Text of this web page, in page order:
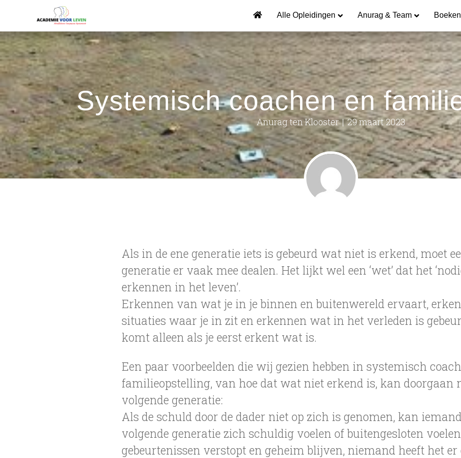
Alle Opleidingen Anurag & Team
Systemisch coachen en
Anurag ten Klooster|29 maart 2023
Als in de ene generatie iets is gebeurd wat niet is erkend, moet
generatie er vaak mee dealen. Het lijkt wel een ‘wet’ dat het
erkennen in het leven’.
Erkennen van wat je in je binnen en buitenwereld ervaart,
situaties waar je in zit en erkennen wat in het verleden is
komt alleen als je eerst erkent wat is.
Een paar voorbeelden die wij gezien hebben in systemisch
familieopstelling, van hoe dat wat niet erkend is, kan doorgaan
volgende generatie:
Als de schuld door de dader niet op zich is genomen, kan
volgende generatie zich schuldig voelen of buitengesloten
gebeurtenissen verstopt en geheim blijven, niemand heeft het er